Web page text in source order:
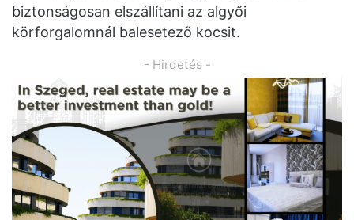
biztonságosan elszállítani az algyői
körforgalomnál balesetező kocsit.
- Hirdetés -